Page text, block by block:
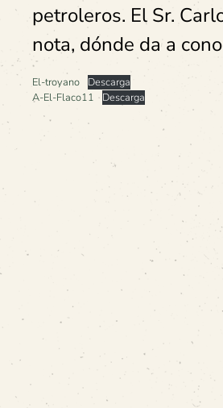
petroleros. El Sr.
nota, dónde da a
El-troyano
Descarga
A-El-Flaco11
Descarga